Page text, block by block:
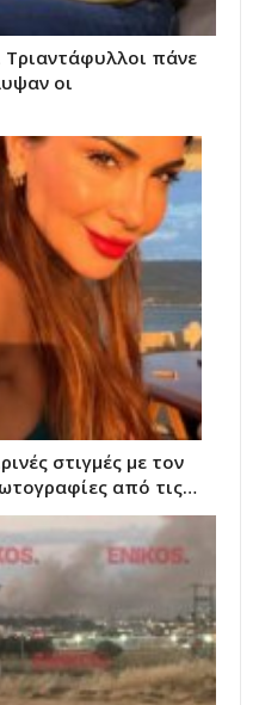
Τριαντάφυλλοι πάνε
οι
στιγμές με τον
από τις…